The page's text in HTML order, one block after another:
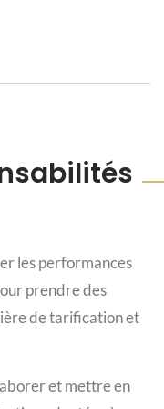
les performances
prendre des
de tarification et
et mettre en